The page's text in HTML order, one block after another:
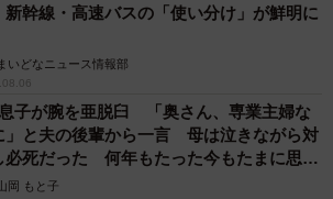
幹線・高速バスの「使い分け」が鮮明に
まいどなニュース情報部
子が腕を亜脱臼 「奥さん、専業主婦な
」と夫の後輩から一言 母は泣きながら対
必死だった 何年もたった今もたまに思い
…
岡 もと子